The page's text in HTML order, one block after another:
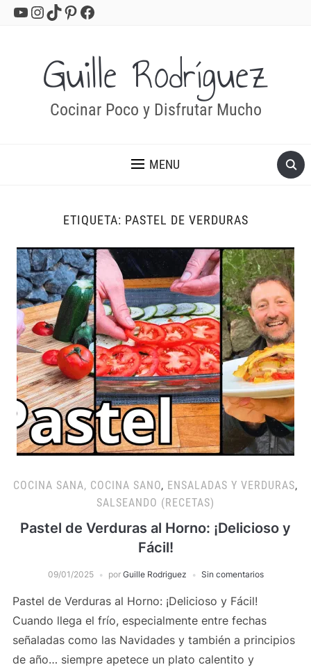
YouTube
Instagram
TikTok
Pinterest
Facebook
Guille Rodríguez
Cocinar Poco y Disfrutar Mucho
MENU
ETIQUETA: PASTEL DE VERDURAS
COCINA SANA, COCINA SANO, ENSALADAS Y VERDURAS,
SALSEANDO (RECETAS)
Pastel de Verduras al Horno: ¡Delicioso y
Fácil!
09/01/2025 por Guille Rodriguez Sin comentarios
Pastel de Verduras al Horno: ¡Delicioso y Fácil!
Cuando llega el frío, especialmente entre fechas
señaladas como las Navidades y también a principios
de año… siempre apetece un plato calentito y